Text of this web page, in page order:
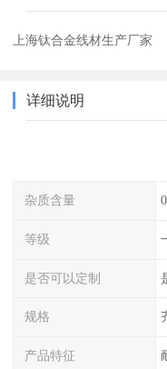
上海钛合金线材生产厂家
详细说明
杂质含量
等级
是否可以定制
规格
产品特征